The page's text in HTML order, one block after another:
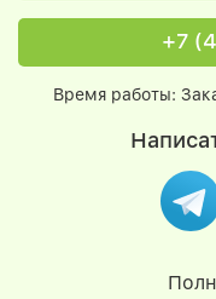
+7
Время работы: